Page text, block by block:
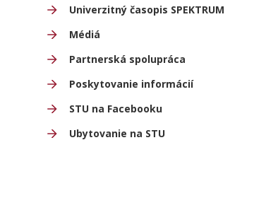
Univerzitný časopis SPEKTRUM
Médiá
Partnerská spolupráca
Poskytovanie informácií
STU na Facebooku
Ubytovanie na STU